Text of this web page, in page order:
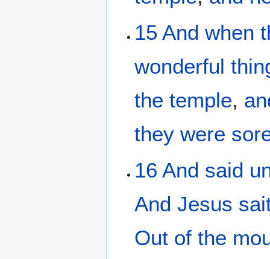
15 And when
wonderful
the temple,
they were
16 And said
And Jesus
Out of the